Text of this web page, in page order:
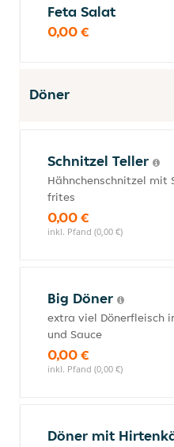
Feta Salat
0,00 €
Döner
Schnitzel Teller
Hähnchenschnitzel mit
frites
0,00 €
inkl. Pfand (0,00 €)
Big Döner
extra viel Dönerfleisch
und Sauce
0,00 €
inkl. Pfand (0,00 €)
Döner mit